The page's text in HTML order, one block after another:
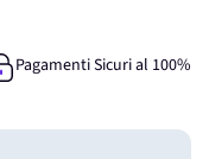
Pagamenti Sicuri al 100%